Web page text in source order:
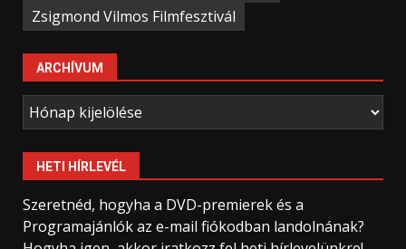
Zsigmond Vilmos Filmfesztivál
ARCHÍVUM
Archívum
HETI HÍRLEVÉL
Szeretnéd, hogyha a DVD-premierek és a
Programajánlók az e-mail fiókodban landolnának?